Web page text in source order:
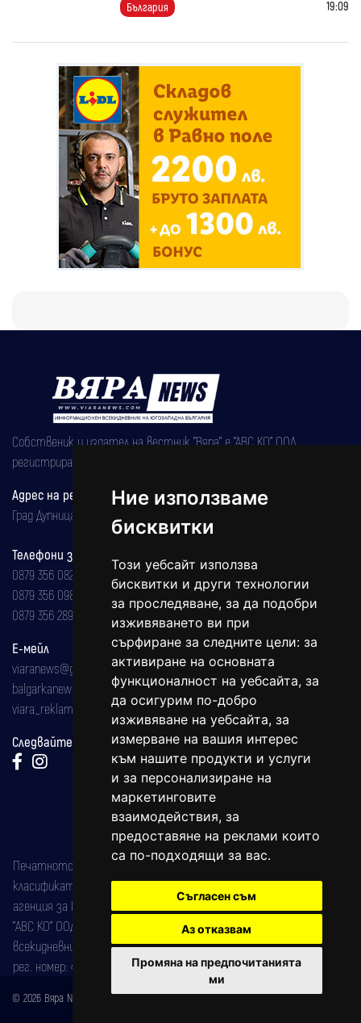
Ние използваме
бисквитки
Този уебсайт използва
бисквитки и други технологии
за проследяване, за да подобри
изживяването ви при
сърфиране за следните цели: за
активиране на основната
функционалност на уебсайта, за
да осигурим по-добро
изживяване на уебсайта, за
измерване на вашия интерес
към нашите продукти и услуги
и за персонализиране на
маркетинговите
взаимодействия, за
предоставяне на реклами които
са по-подходящи за вас.
Съгласен съм
Аз отказвам
Промяна на предпочитанията
ми
България 19:09
Собственик и издател на вестник "Вяра" е "АВС КО" ООД,
регистрирана на 08.05.2002 година.
Адрес на редакцията
Град Дупница, ул.''Христо Ботев" 43
Телефони за реклама и абонаменти
0879 356 082
0879 356 098
0879 356 289
Е-мейл
viaranews@gmail.com
balgarkanews@gmail.com
viara_reklama@mail.bg
Следвайте ни:
Печатното издание на вестника е регистрирано в националния
класификатор на печатните издания (Българска национална
агенция за ISSN) под номер: ISSN 1312-4722.
"АВС КО" ООД е притежател на марката: Вяра информационен
всекидневник на югозападна България, със свидетелство за марка
рег. номер: 47857/11.05.2004 година.
© 2026 Вяра News Всички права запазени!